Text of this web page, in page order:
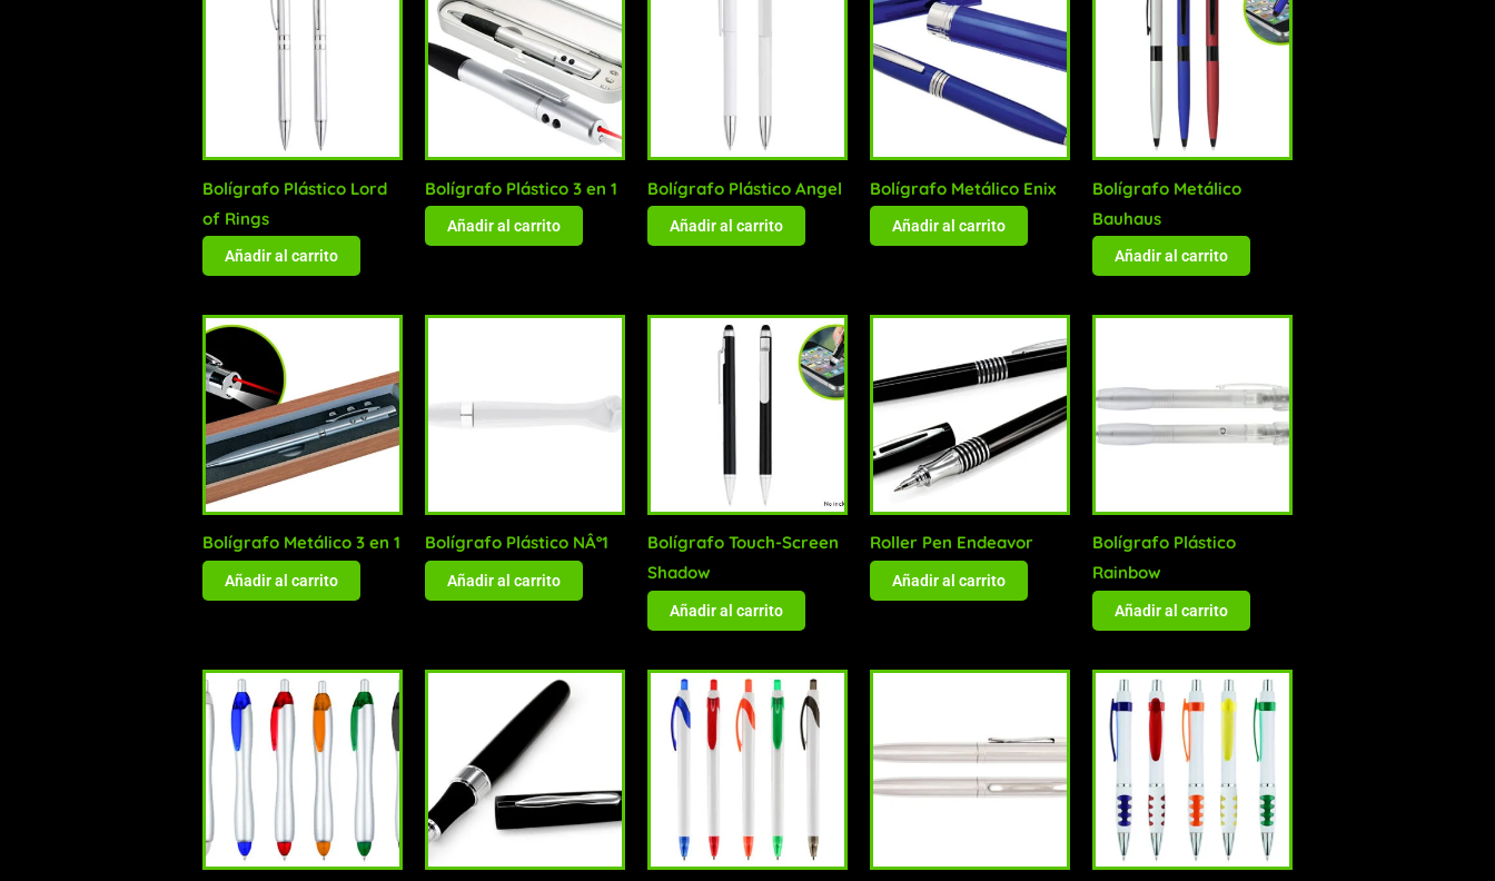
Bolígrafo Plástico Lord
of Rings
Añadir al carrito
Bolígrafo Plástico 3 en 1
Añadir al carrito
Bolígrafo Plástico Angel
Añadir al carrito
Bolígrafo Metálico Enix
Añadir al carrito
Bolígrafo Metálico
Bauhaus
Añadir al carrito
Bolígrafo Metálico 3 en 1
Añadir al carrito
Bolígrafo Plástico NÂº1
Añadir al carrito
Bolígrafo Touch-Screen
Shadow
Añadir al carrito
Roller Pen Endeavor
Añadir al carrito
Bolígrafo Plástico
Rainbow
Añadir al carrito